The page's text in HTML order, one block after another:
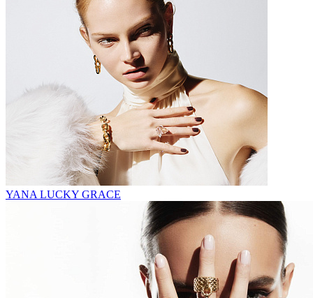
YANA LUCKY GRACE